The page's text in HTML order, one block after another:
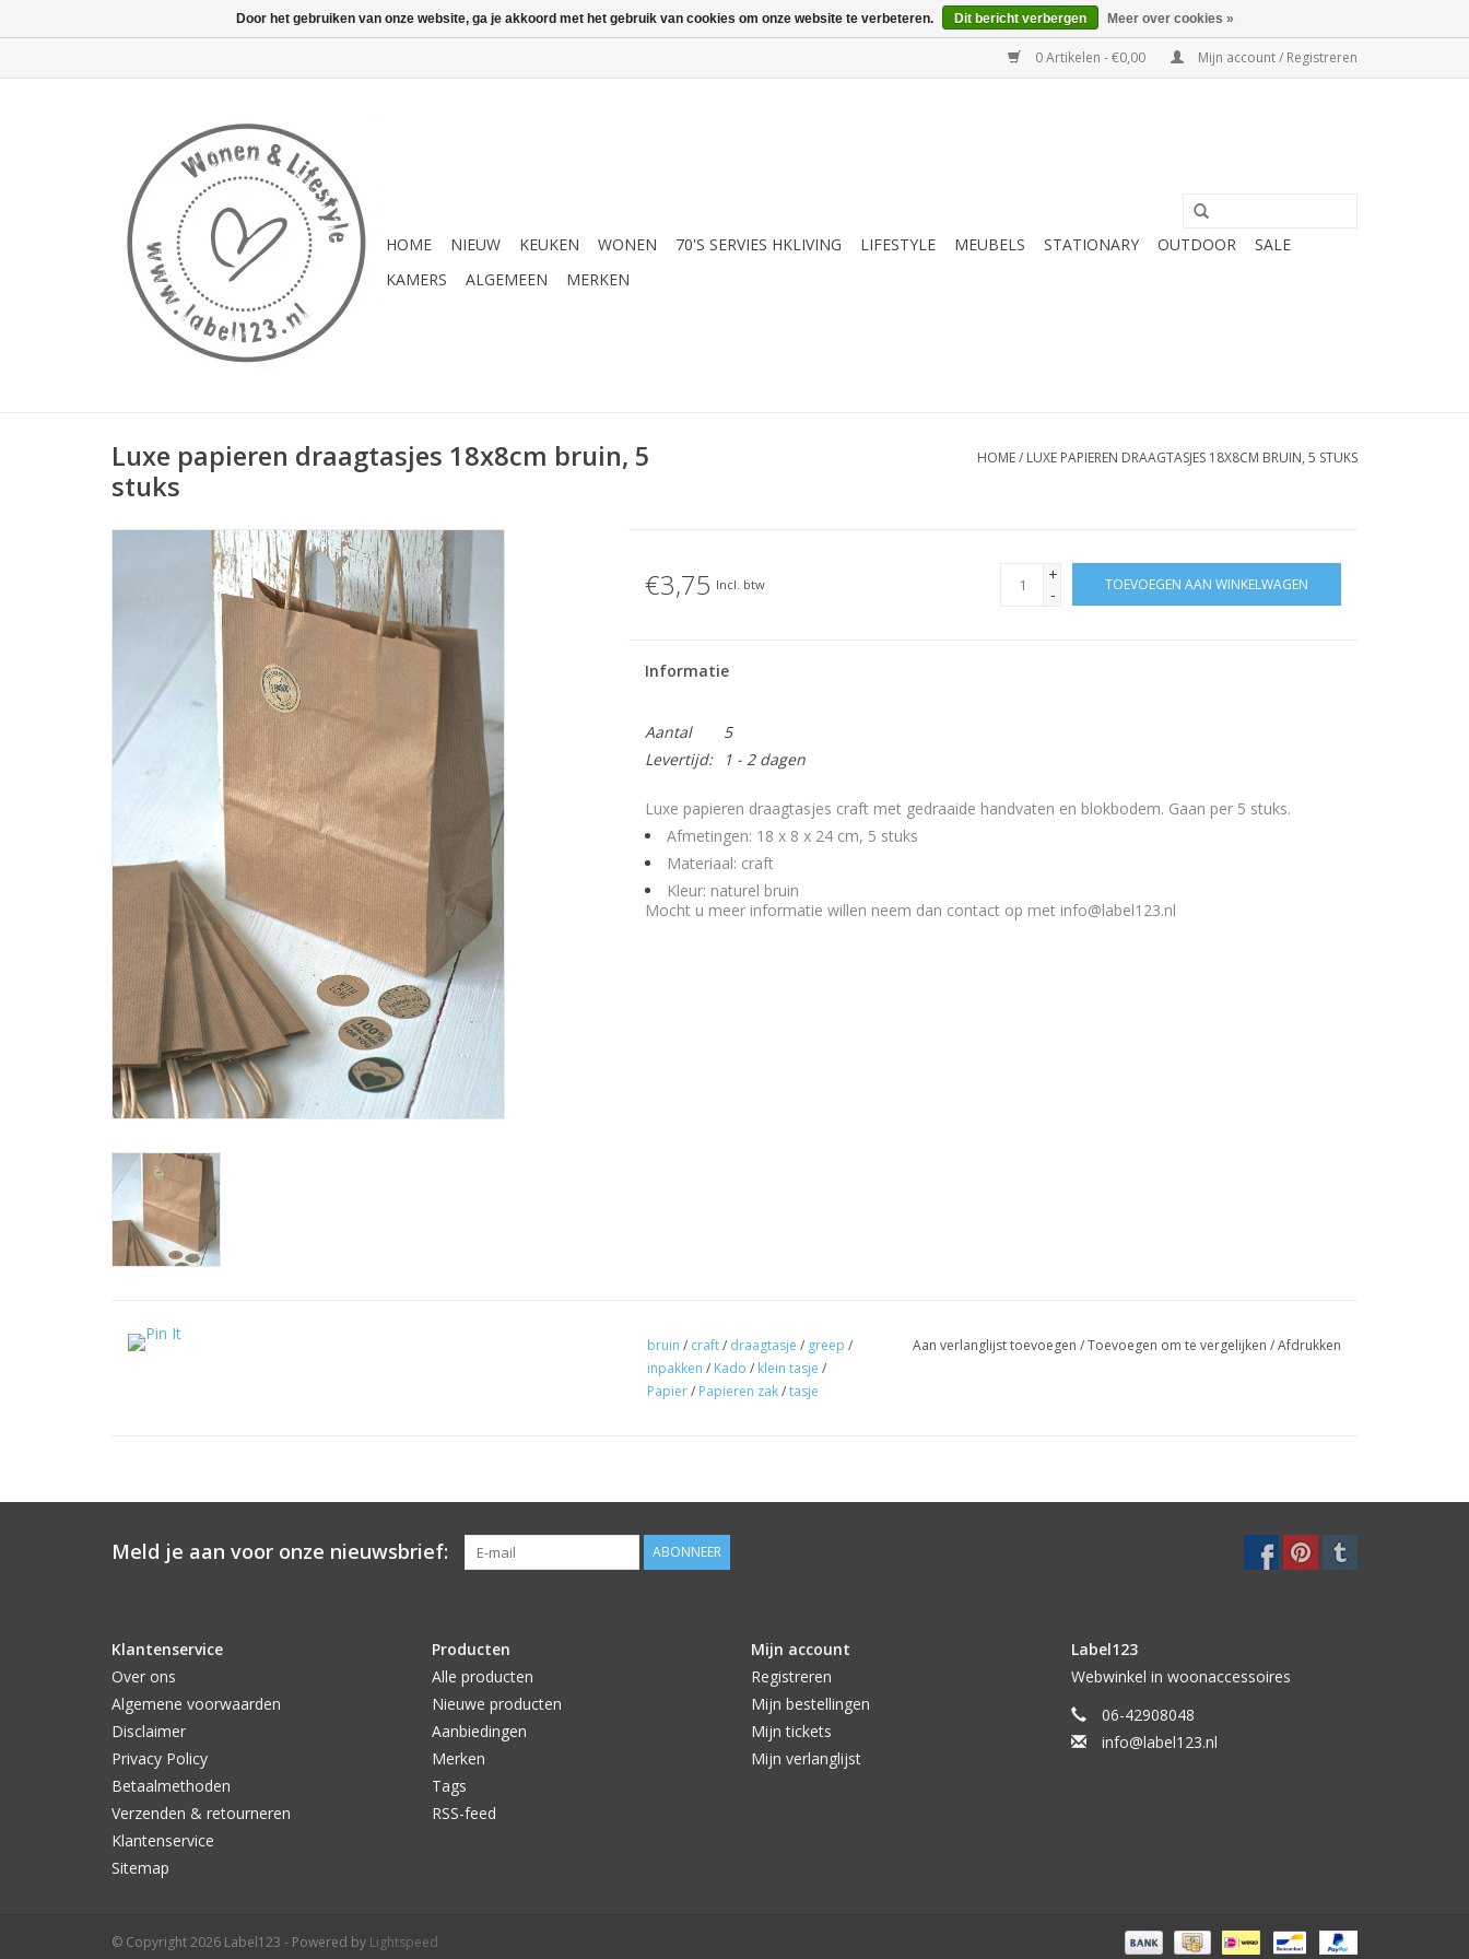
0 Artikelen - €0,00 Mijn account / Registreren
HOME NIEUW KEUKEN WONEN 70'S SERVIES HKLIVING LIFESTYLE MEUBELS STATIONARY OUTDOOR
SALE
KAMERS
ALGEMEEN MERKEN
Luxe papieren draagtasjes 18x8cm bruin, 5
stuks
HOME/ LUXE PAPIEREN DRAAGTASJES 18X8CM BRUIN, 5 STUKS
€3,75 Incl. btw
+
-
TOEVOEGEN AAN WINKELWAGEN
Informatie
Aantal
5
Levertijd:
1 - 2 dagen
Luxe papieren draagtasjes craft met gedraaide handvaten en blokbodem. Gaan per 5 stuks.
Afmetingen: 18 x 8 x 24 cm, 5 stuks
Materiaal: craft
Kleur: naturel bruin
Mocht u meer informatie willen neem dan contact op met info@label123.nl
bruin / craft/ draagtasje / greep /
inpakken / Kado / klein tasje /
Papier/ Papieren zak/tasje
Aan verlanglijst toevoegen /Toevoegen om te vergelijken /Afdrukken
Meld je aan voor onze nieuwsbrief: ABONNEER
Klantenservice
Over ons
Algemene voorwaarden
Disclaimer
Privacy Policy
Betaalmethoden
Verzenden & retourneren
Klantenservice
Sitemap
Producten
Alle producten
Nieuwe producten
Aanbiedingen
Merken
Tags
RSS-feed
Mijn account
Registreren
Mijn bestellingen
Mijn tickets
Mijn verlanglijst
Label123
Webwinkel in woonaccessoires
06-42908048
info@label123.nl
© Copyright 2026 Label123 - Powered by Lightspeed
Door het gebruiken van onze website, ga je akkoord met het gebruik van cookies om onze website te verbeteren. Dit bericht verbergen Meer over cookies »